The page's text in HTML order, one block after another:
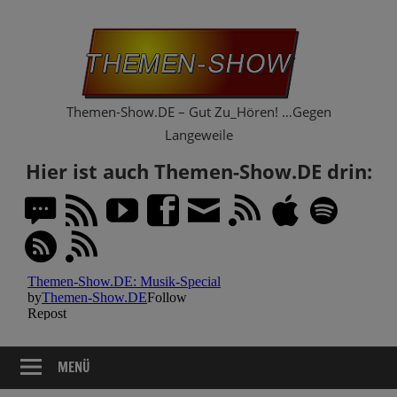
Themen-Show.DE – Gut Zu_Hören! …Gegen
Langeweile
Hier ist auch Themen-Show.DE drin:
MENÜ